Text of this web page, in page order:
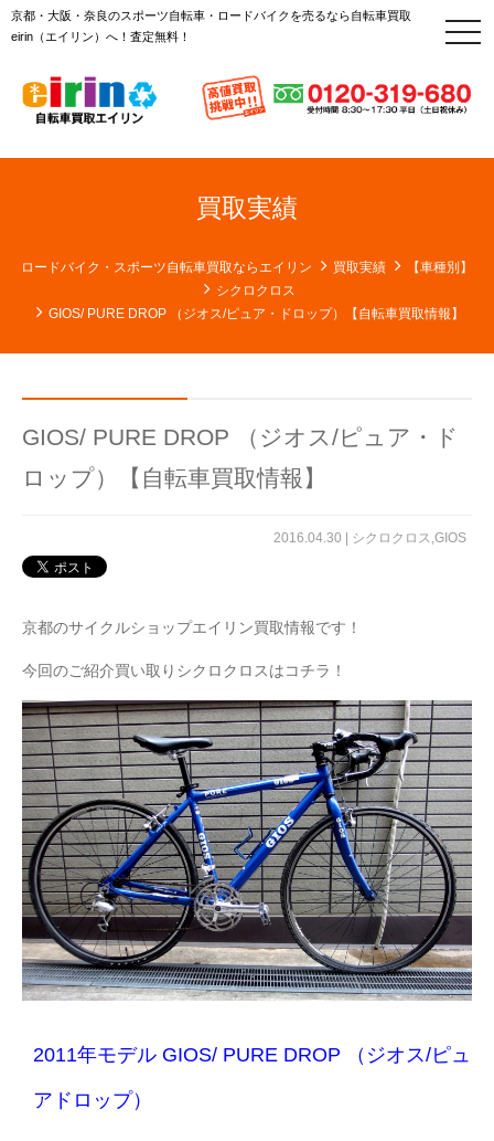
京都・大阪・奈良のスポーツ自転車・ロードバイクを売るなら自転車買取
eirin（エイリン）へ！査定無料！
t
o
l
e
v
o
n
買取実績
ロードバイク・スポーツ自転車買取ならエイリン 買取実績
【車種別】
シクロクロス
GIOS/ PURE DROP （ジオス/ピュア・ドロップ）【自転車買取情報】
GIOS/ PURE DROP （ジオス/ピュア・ド
ロップ）【自転車買取情報】
2016.04.30 | シクロクロス,GIOS
京都のサイクルショップエイリン買取情報です！
今回のご紹介買い取りシクロクロスはコチラ！
2011年モデル GIOS/ PURE DROP （ジオス/ピュ
アドロップ）